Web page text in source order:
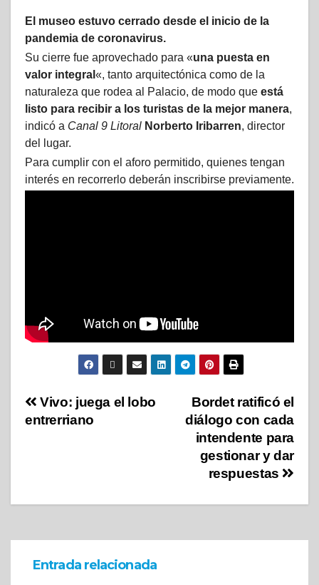
El museo estuvo cerrado desde el inicio de la
pandemia de coronavirus.
Su cierre fue aprovechado para «una puesta en
valor integral «, tanto arquitectónica como de la
naturaleza que rodea al Palacio, de modo que está
listo para recibir a los turistas de la mejor manera,
indicó a Canal 9 Litoral Norberto Iribarren, director
del lugar.
Para cumplir con el aforo permitido, quienes tengan
interés en recorrerlo deberán inscribirse previamente.
Bordet ratificó el
diálogo con cada
intendente para
gestionar y dar
respuestas
Vivo: juega el lobo
entrerriano
Entrada relacionada